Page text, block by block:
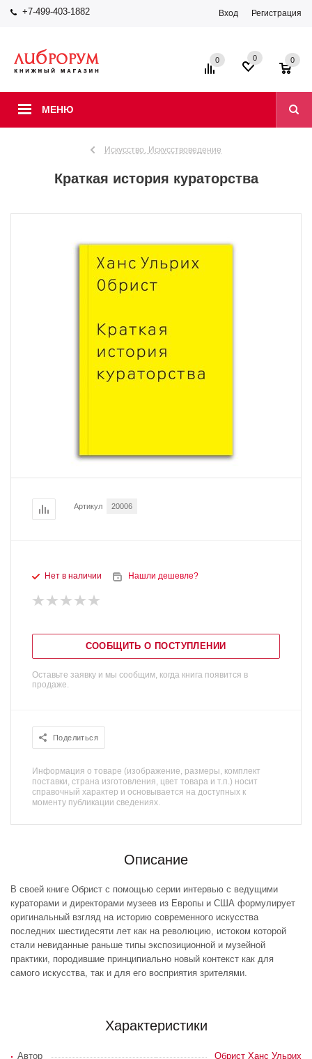
+7-499-403-1882 Вход Регистрация
МЕНЮ
0 0 0
Искусство. Искусствоведение
Краткая история кураторства
Артикул 20006
Нет в наличии Нашли дешевле?
СООБЩИТЬ О ПОСТУПЛЕНИИ
Оставьте заявку и мы сообщим, когда книга появится в
продаже.
Поделиться
Информация о товаре (изображение, размеры, комплект
поставки, страна изготовления, цвет товара и т.п.) носит
справочный характер и основывается на доступных к
моменту публикации сведениях.
Описание
В своей книге Обрист с помощью серии интервью с ведущими
кураторами и директорами музеев из Европы и США формулирует
оригинальный взгляд на историю современного искусства
последних шестидесяти лет как на революцию, истоком которой
стали невиданные раньше типы экспозиционной и музейной
практики, породившие принципиально новый контекст как для
самого искусства, так и для его восприятия зрителями.
Характеристики
Автор
Обрист Ханс Ульрих